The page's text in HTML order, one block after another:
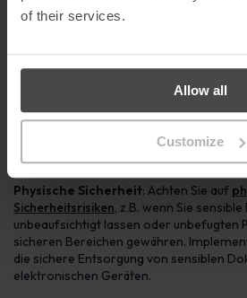
of their services.
Allow all
Customize
wie z.B. Ransomware, zu schützen.
einem sicheren, externen Ort auf, damit
Software-Updates: Halten Sie Ihre
dem neuesten Stand, indem Sie
installieren, sobald diese verfügbar
Schwachstellen aufweisen, die
um sich Zugang zu den Systemen und
zu verschaffen.
Physische Sicherheit: Achten Sie auf
Sicherheitsrisiken, z.B. wenn Sie
unbeaufsichtigt lassen oder unbefugten
sicheren Bereichen gewähren.
die sichere Entsorgung von sensiblen
elektronischen Geräten.